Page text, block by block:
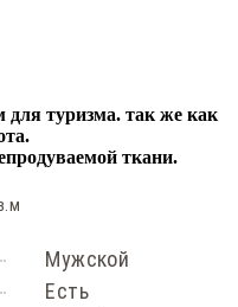
для туризма. так же как
.
ткани.
Мужской
Есть